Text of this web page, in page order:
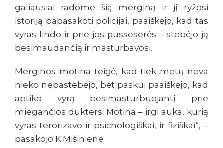
galiausiai radome šią merginą ir jį ryžosi
istoriją papasakoti policijai, paaiškėjo, kad tas
vyras lindo ir prie jos pusseserės – stebėjo ją
besimaudančią ir masturbavosi.
Merginos motina teigė, kad tiek metų neva
nieko nepastebėjo, bet paskui paaiškėjo, kad
aptiko vyrą besimasturbuojantį prie
miegančios dukters. Motina – irgi auka, kurią
vyras terorizavo ir psichologiškai, ir fiziškai“, –
pasakojo K.Mišinienė.